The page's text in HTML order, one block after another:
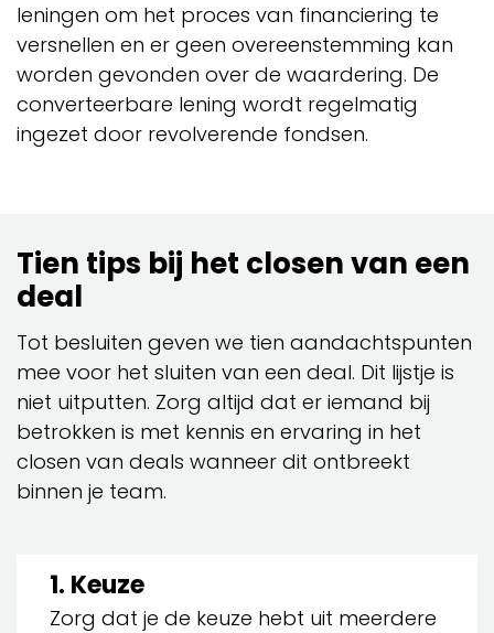
leningen om het proces van financiering te
versnellen en er geen overeenstemming kan
worden gevonden over de waardering. De
converteerbare lening wordt regelmatig
ingezet door revolverende fondsen.
Tien tips bij het closen van een
deal
Tot besluiten geven we tien aandachtspunten
mee voor het sluiten van een deal. Dit lijstje is
niet uitputten. Zorg altijd dat er iemand bij
betrokken is met kennis en ervaring in het
closen van deals wanneer dit ontbreekt
binnen je team.
1. Keuze
Zorg dat je de keuze hebt uit meerdere